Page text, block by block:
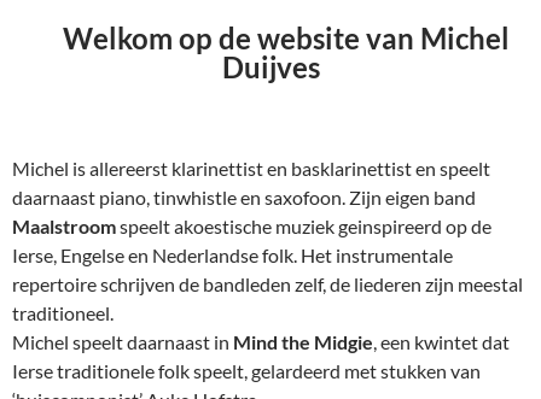
Welkom op de website van Michel
Duijves
Michel is allereerst klarinettist en basklarinettist en speelt
daarnaast piano, tinwhistle en saxofoon. Zijn eigen band
Maalstroomspeelt akoestische muziek geinspireerd op de
Ierse, Engelse en Nederlandse folk. Het instrumentale
repertoire schrijven de bandleden zelf, de liederen zijn meestal
traditioneel.
Michel speelt daarnaast in Mind the Midgie, een kwintet dat
Ierse traditionele folk speelt, gelardeerd met stukken van